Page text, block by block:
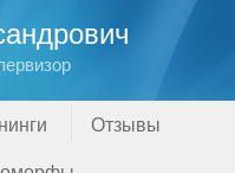
Отзывы